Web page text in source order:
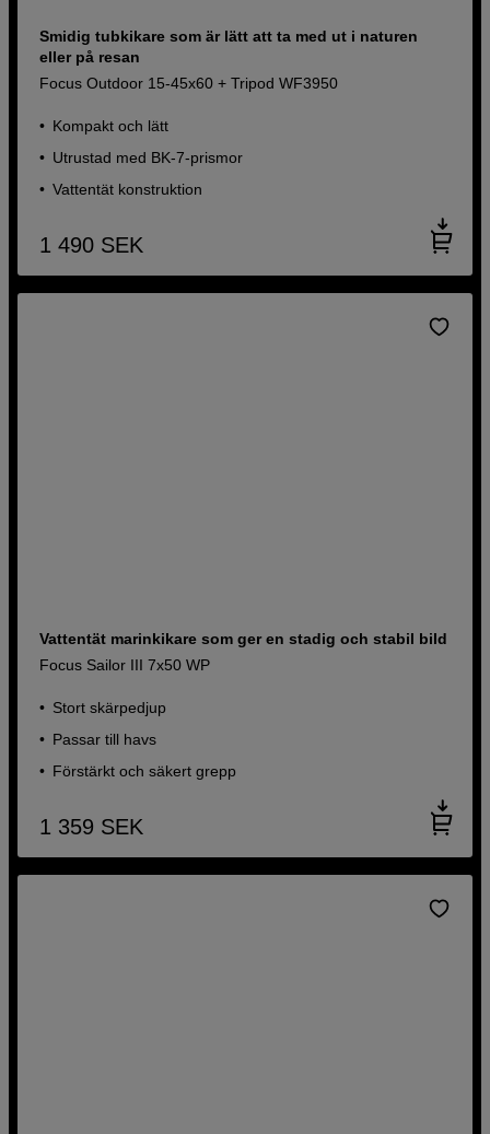
Smidig tubkikare som är lätt att ta med ut i naturen
eller på resan
Focus Outdoor 15-45x60 + Tripod WF3950
Kompakt och lätt
Utrustad med BK-7-prismor
Vattentät konstruktion
1 490 SEK
Vattentät marinkikare som ger en stadig och stabil bild
Focus Sailor III 7x50 WP
Stort skärpedjup
Passar till havs
Förstärkt och säkert grepp
1 359 SEK